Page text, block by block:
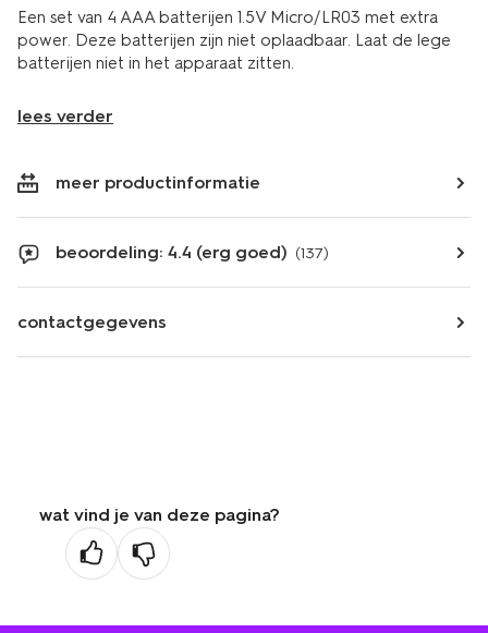
Een set van 4 AAA batterijen 1.5V Micro/LR03 met extra
power. Deze batterijen zijn niet oplaadbaar. Laat de lege
batterijen niet in het apparaat zitten.
lees verder
meer productinformatie
beoordeling: 4.4 (erg goed) (137)
contactgegevens
wat vind je van deze pagina?